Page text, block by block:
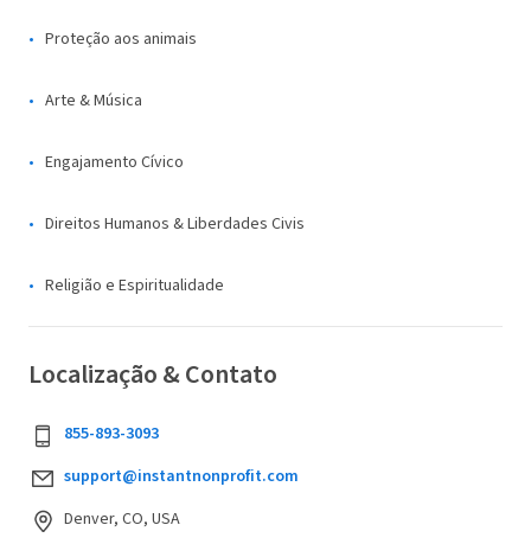
Proteção aos animais
Arte & Música
Engajamento Cívico
Direitos Humanos & Liberdades Civis
Religião e Espiritualidade
Localização & Contato
855-893-3093
support@instantnonprofit.com
Denver, CO, USA